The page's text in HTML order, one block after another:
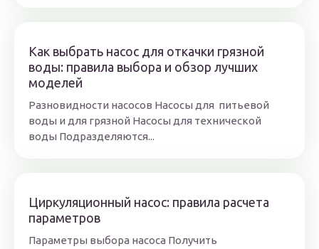
Как выбрать насос для откачки грязной
воды: правила выбора и обзор лучших
моделей
Разновидности насосов Насосы для питьевой
воды и для грязной Насосы для технической
воды Подразделяются...
Циркуляционный насос: правила расчета
параметров
Параметры выбора насоса Получить